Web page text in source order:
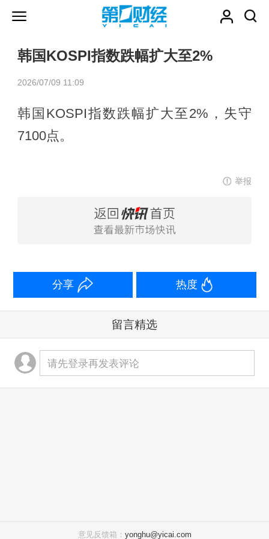
韩国KOSPI指数跌幅扩大至2%
2026/07/09 11:09
韩国KOSPI指数跌幅扩大至2%，失守
7100点。
举报
分享 热度
留言精选
请先登录再发表评论
意见反馈箱： yonghu@yicai.com